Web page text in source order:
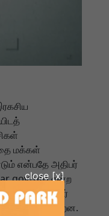
மக்கள்
என்பதே அதிபர்
ufo என்ற
இப்போது யார்
கிடைக்கின்றன.